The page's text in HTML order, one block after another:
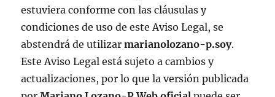
estuviera conforme con las cláusulas y
condiciones de uso de este Aviso Legal, se
abstendrá de utilizarmarianolozano-p.soy.
Este Aviso Legal está sujeto a cambios y
actualizaciones, por lo que la versión publicada